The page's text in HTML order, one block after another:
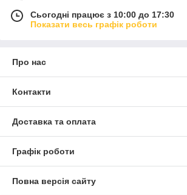
Сьогодні працює з 10:00 до 17:30
Показати весь графік роботи
Про нас
Контакти
Доставка та оплата
Графік роботи
Повна версія сайту